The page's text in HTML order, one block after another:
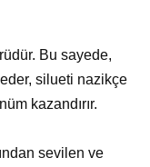
Bu sayede,
silueti nazikçe
kazandırır.
sevilen ve